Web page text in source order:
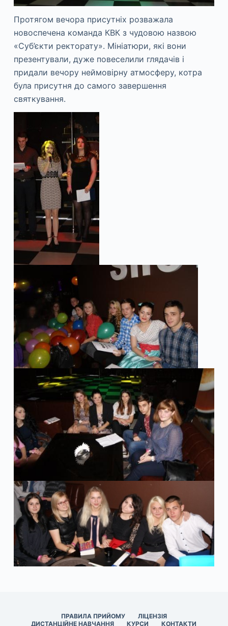
Протягом вечора присутніх розважала
новоспечена команда КВК з чудовою назвою
«Суб’єкти ректорату». Мініатюри, які вони
презентували, дуже повеселили глядачів і
придали вечору неймовірну атмосферу, котра
була присутня до самого завершення
святкування.
ПРАВИЛА ПРИЙОМУ
ЛІЦЕНЗІЯ
ДИСТАНЦІЙНЕ НАВЧАННЯ
КУРСИ КОНТАКТИ